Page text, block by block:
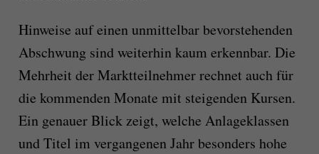
Hinweise auf einen unmittelbar bevorstehenden
Abschwung sind weiterhin kaum erkennbar. Die
Mehrheit der Marktteilnehmer rechnet auch für
die kommenden Monate mit steigenden Kursen.
Ein genauer Blick zeigt, welche Anlageklassen
und Titel im vergangenen Jahr besonders hohe